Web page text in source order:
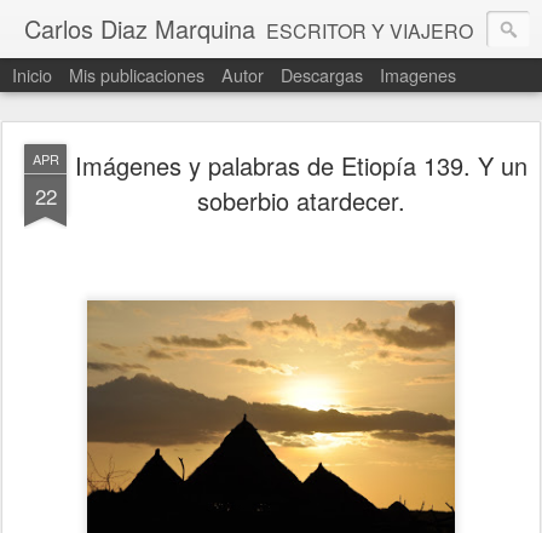
Carlos Diaz Marquina ESCRITOR Y VIAJERO
Inicio Mis publicaciones Autor Descargas Imagenes
APR
22
Imágenes y palabras de Etiopía 139. Y un
soberbio atardecer.